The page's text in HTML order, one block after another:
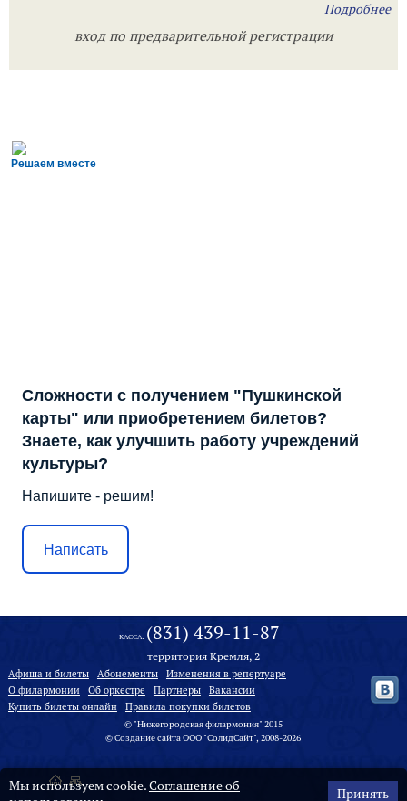
Подробнее
вход по предварительной регистрации
Решаем вместе
Сложности с получением "Пушкинской
карты" или приобретением билетов?
Знаете, как улучшить работу учреждений
культуры?
Напишите - решим!
Написать
КАССА: (831) 439-11-87
территория Кремля, 2
Афиша и билеты Абонементы
Изменения в репертуаре
О филармонии
Oб оркестре Партнеры
Вакансии
Купить билеты онлайн
Правила покупки билетов
© "Нижегородская филармония" 2015
©Создание сайтаООО "СолидСайт", 2008-2026
Мы используем cookie.Соглашение об
Принять